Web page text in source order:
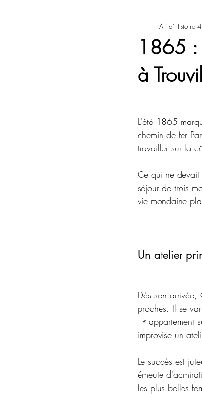
1865 :
à
Art d'Histoire
L'été 1865
chemin de fer
travailler sur la
Ce qui ne devait
séjour de trois
vie mondaine
Un atelier
Dès son arrivée,
proches. Il se
« appartement
improvise un
Le succès est
émeute
les plus belles